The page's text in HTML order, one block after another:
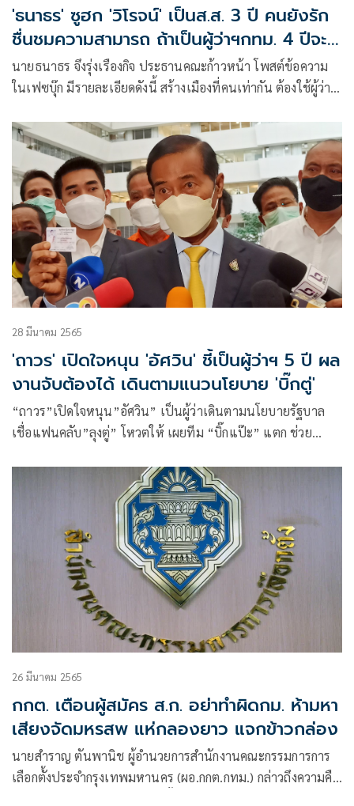
'ธนาธร'​ ซูฮก​ 'วิโรจน์'​ เป็นส.ส.​ 3​ ปี​ คนยังรัก
ชื่นชมความสามารถ​ ถ้าเป็นผู้ว่าฯกทม.​ 4​ ปีจะ
ขนาดไหน
นายธนาธร​ จึงรุ่งเรืองกิจ​ ประธานคณะก้าวหน้า​ โพสต์ข้อความ
ในเฟซบุ๊ก​ มีรายละเอียดดังนี้ สร้างเมืองที่คนเท่ากัน ต้องใช้ผู้ว่าฯ
เมืองที่ขาดศักยภาพรึเปล่าครับ?
28 มีนาคม 2565
'ถาวร' เปิดใจหนุน 'อัศวิน' ชี้เป็นผู้ว่าฯ 5 ปี ผล
งานจับต้องได้ เดินตามแนวนโยบาย 'บิ๊กตู่'
“ถาวร”เปิดใจหนุน”อัศวิน” เป็นผู้ว่าเดินตามนโยบายรัฐบาล
เชื่อแฟนคลับ”ลุงตู่” โหวตให้ เผยทีม “บิ๊กแป๊ะ” แตก ช่วย
จ้ำ”น้อยใจ เพราะเลือกผลประโยชน์ชาติ มากกว่าสัมพันธ์พี่น้อง
26 มีนาคม 2565
กกต. เตือนผู้สมัคร ส.ก. อย่าทำผิดกม. ห้ามหา
เสียงจัดมหรสพ แห่กลองยาว แจกข้าวกล่อง
นายสำราญ ตันพานิช ผู้อำนวยการสำนักงานคณะกรรมการการ
เลือกตั้งประจำกรุงเทพมหานคร (ผอ.กกต.กทม.) กล่าวถึงความคืบ